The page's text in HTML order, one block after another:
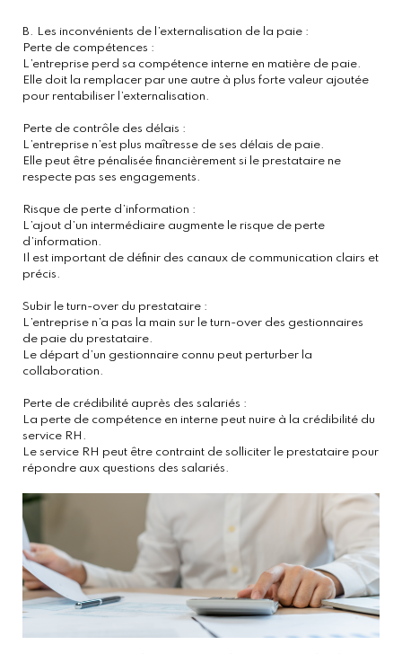
B. Les inconvénients de l’externalisation de la paie :
Perte de compétences :
L’entreprise perd sa compétence interne en matière de paie.
Elle doit la remplacer par une autre à plus forte valeur ajoutée
pour rentabiliser l’externalisation.
Perte de contrôle des délais :
L’entreprise n’est plus maîtresse de ses délais de paie.
Elle peut être pénalisée financièrement si le prestataire ne
respecte pas ses engagements.
Risque de perte d’information :
L’ajout d’un intermédiaire augmente le risque de perte
d’information.
Il est important de définir des canaux de communication clairs et
précis.
Subir le turn-over du prestataire :
L’entreprise n’a pas la main sur le turn-over des gestionnaires
de paie du prestataire.
Le départ d’un gestionnaire connu peut perturber la
collaboration.
Perte de crédibilité auprès des salariés :
La perte de compétence en interne peut nuire à la crédibilité du
service RH.
Le service RH peut être contraint de solliciter le prestataire pour
répondre aux questions des salariés.